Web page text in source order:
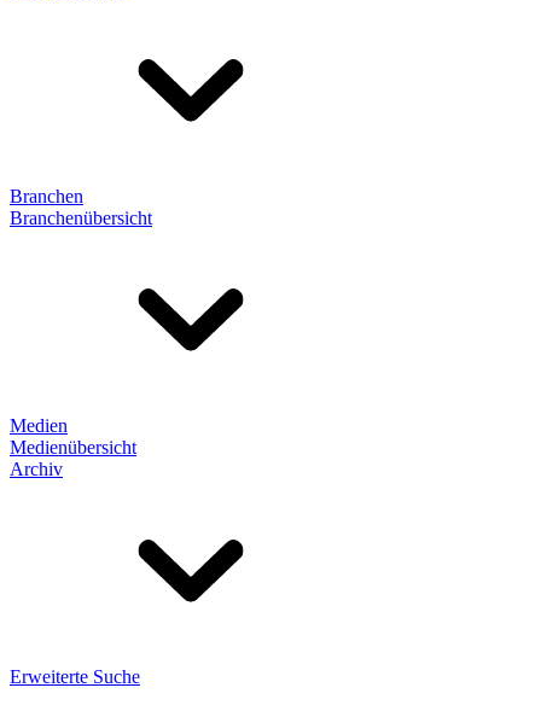
Branchen
Branchenübersicht
Medien
Medienübersicht
Archiv
Erweiterte Suche